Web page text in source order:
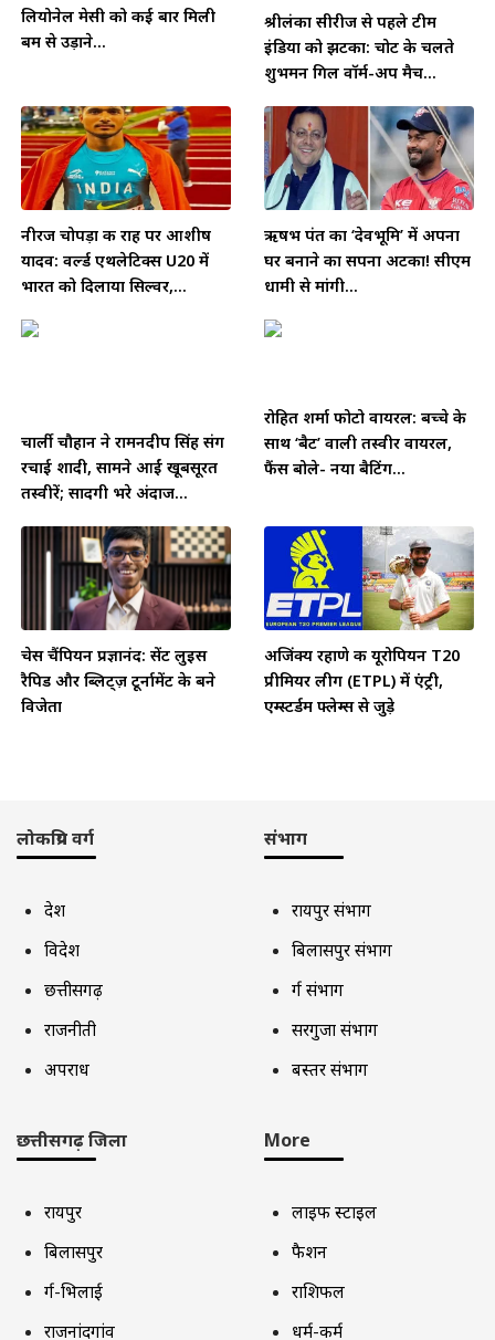
लियोनेल मेसी को कई बार मिली
बम से उड़ाने...
श्रीलंका सीरीज से पहले टीम
इंडिया को झटका: चोट के चलते
शुभमन गिल वॉर्म-अप मैच...
नीरज चोपड़ा की राह पर आशीष
यादव: वर्ल्ड एथलेटिक्स U20 में
भारत को दिलाया सिल्वर,...
ऋषभ पंत का ‘देवभूमि’ में अपना
घर बनाने का सपना अटका! सीएम
धामी से मांगी...
चार्ली चौहान ने रामनदीप सिंह संग
रचाई शादी, सामने आईं खूबसूरत
तस्वीरें; सादगी भरे अंदाज...
रोहित शर्मा फोटो वायरल: बच्चे के
साथ ‘बैट’ वाली तस्वीर वायरल,
फैंस बोले- नया बैटिंग...
चेस चैंपियन प्रज्ञानंद: सेंट लुइस
रैपिड और ब्लिट्ज़ टूर्नामेंट के बने
विजेता
अजिंक्य रहाणे की यूरोपियन T20
प्रीमियर लीग (ETPL) में एंट्री,
एम्स्टर्डम फ्लेम्स से जुड़े
लोकप्रिय वर्ग
देश
विदेश
छत्तीसगढ़
राजनीती
अपराध
संभाग
रायपुर संभाग
बिलासपुर संभाग
दुर्ग संभाग
सरगुजा संभाग
बस्तर संभाग
छत्तीसगढ़ जिला
रायपुर
बिलासपुर
दुर्ग-भिलाई
राजनांदगांव
More
लाइफ स्टाइल
फैशन
राशिफल
धर्म-कर्म